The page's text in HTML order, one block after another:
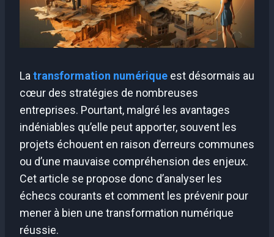
La transformation numérique est désormais au
cœur des stratégies de nombreuses
entreprises. Pourtant, malgré les avantages
indéniables qu’elle peut apporter, souvent les
projets échouent en raison d’erreurs communes
ou d’une mauvaise compréhension des enjeux.
Cet article se propose donc d’analyser les
échecs courants et comment les prévenir pour
mener à bien une transformation numérique
réussie.